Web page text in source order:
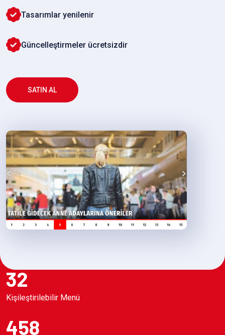
Tasarımlar yenilenir
Güncelleştirmeler ücretsizdir
SATIN AL
32
Kişileştirilebilir Menü
458